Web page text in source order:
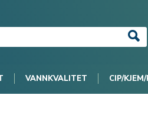
VANNKVALITET CIP/